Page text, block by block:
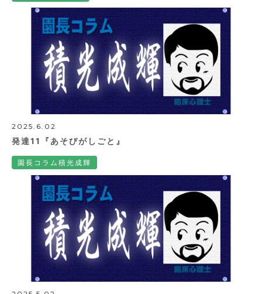
2025.6.02
発達11『あそびがしごと』
園長コラム積光成輝